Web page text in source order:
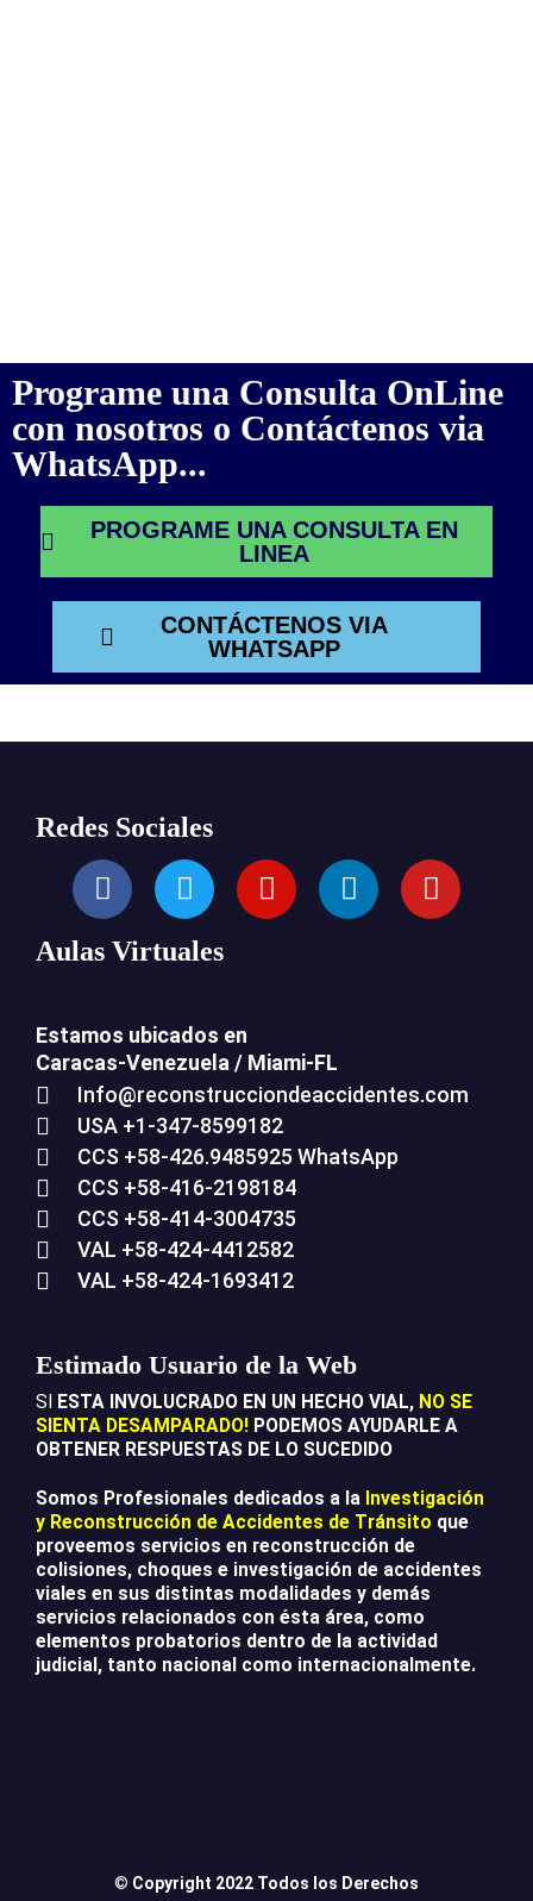
Programe una Consulta OnLine
con nosotros o Contáctenos via
WhatsApp...
PROGRAME UNA CONSULTA EN
LINEA
CONTÁCTENOS VIA
WHATSAPP
Redes Sociales
Aulas Virtuales
Estamos ubicados en
Caracas-Venezuela / Miami-FL
Info@reconstrucciondeaccidentes.com
USA +1-347-8599182
CCS +58-426.9485925 WhatsApp
CCS +58-416-2198184
CCS +58-414-3004735
VAL +58-424-4412582
VAL +58-424-1693412
Estimado Usuario de la Web
SI ESTA INVOLUCRADO EN UN HECHO VIAL, NO SE
SIENTA DESAMPARADO! PODEMOS AYUDARLE A
OBTENER RESPUESTAS DE LO SUCEDIDO
Somos Profesionales dedicados a la Investigación
y Reconstrucción de Accidentes de Tránsito que
proveemos servicios en reconstrucción de
colisiones, choques e investigación de accidentes
viales en sus distintas modalidades y demás
servicios relacionados con ésta área, como
elementos probatorios dentro de la actividad
judicial, tanto nacional como internacionalmente.
© Copyright 2022 Todos los Derechos